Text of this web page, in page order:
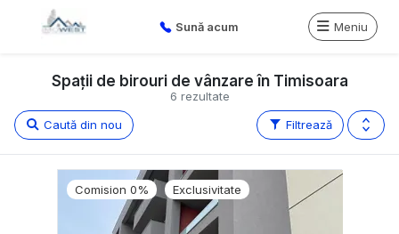
Sună acum Meniu
6 rezultate
Spații de birouri de vânzare în Timisoara
Filtrează
Caută din nou
Comision 0% Exclusivitate